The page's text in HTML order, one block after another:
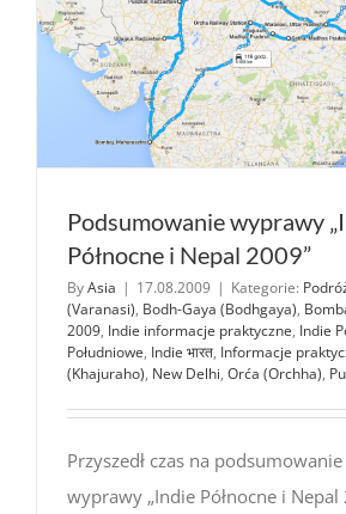
Podsumowanie wyprawy
Północne i Nepal 2009”
ByAsia | 17.08.2009 | Kategorie:
(Varanasi), Bodh-Gaya (Bodhgaya),
2009, Indie informacje praktyczne, Indie
Południowe, Indie भारत, Informacje
(Khajuraho), New Delhi, Orća (Orchha),
Przyszedł czas na
wyprawy „Indie Północne i Nepal